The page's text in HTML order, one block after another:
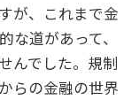
が、これまで金
な道があって、
んでした。規制
らの金融の世界